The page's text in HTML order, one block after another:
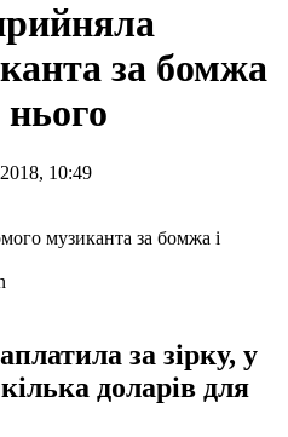
за бомжа
нього
10:49
за зірку, у
доларів для